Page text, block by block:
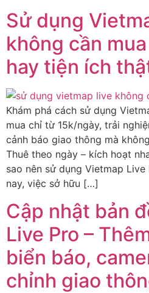
Sử dụng
không cần
hay tiện ích
Khám phá cách sử dụng
mua chỉ từ 15k/ngày, trải
cảnh báo giao thông mà
Thuê theo ngày – kích hoạt
sao nên sử dụng Vietmap
nay, việc sở hữu […]
Cập nhật bản
Live Pro –
biển báo,
chỉnh giao